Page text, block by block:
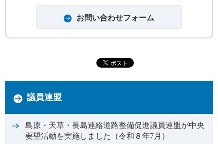
議員連盟
島原・天草・長島連絡道路整備促進議員連盟が中央
要望活動を実施しました（令和８年7月）